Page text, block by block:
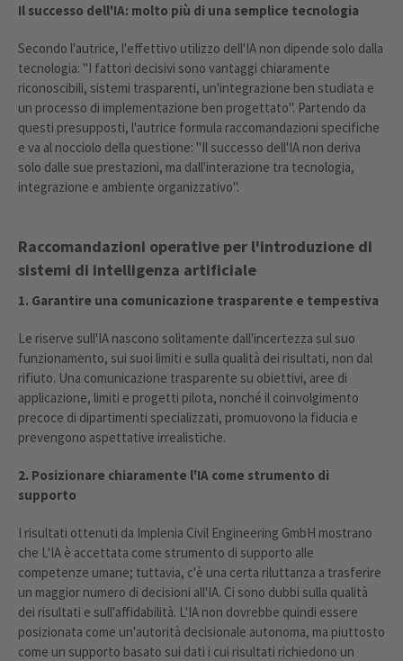
Il successo dell'IA: molto più di una semplice tecnologia
Secondo l'autrice, l'effettivo utilizzo dell'IA non dipende solo dalla
tecnologia: "I fattori decisivi sono vantaggi chiaramente
riconoscibili, sistemi trasparenti, un'integrazione ben studiata e
un processo di implementazione ben progettato". Partendo da
questi presupposti, l'autrice formula raccomandazioni specifiche
e va al nocciolo della questione: "Il successo dell'IA non deriva
solo dalle sue prestazioni, ma dall'interazione tra tecnologia,
integrazione e ambiente organizzativo".
Raccomandazioni operative per l'introduzione di
sistemi di intelligenza artificiale
1. Garantire una comunicazione trasparente e tempestiva
Le riserve sull'IA nascono solitamente dall'incertezza sul suo
funzionamento, sui suoi limiti e sulla qualità dei risultati, non dal
rifiuto. Una comunicazione trasparente su obiettivi, aree di
applicazione, limiti e progetti pilota, nonché il coinvolgimento
precoce di dipartimenti specializzati, promuovono la fiducia e
prevengono aspettative irrealistiche.
2. Posizionare chiaramente l'IA come strumento di
supporto
I risultati ottenuti da Implenia Civil Engineering GmbH mostrano
che L'IA è accettata come strumento di supporto alle
competenze umane; tuttavia, c'è una certa riluttanza a trasferire
un maggior numero di decisioni all'IA. Ci sono dubbi sulla qualità
dei risultati e sull'affidabilità. L'IA non dovrebbe quindi essere
posizionata come un'autorità decisionale autonoma, ma piuttosto
come un supporto basato sui dati i cui risultati richiedono un